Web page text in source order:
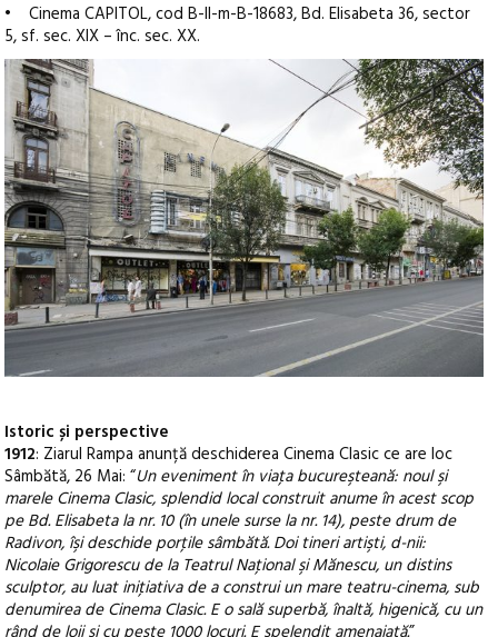
• Cinema CAPITOL, cod B-II-m-B-18683, Bd. Elisabeta 36, sector
5, sf. sec. XIX – înc. sec. XX.
Istoric și perspective
1912: Ziarul Rampa anunță deschiderea Cinema Clasic ce are loc
Sâmbătă, 26 Mai: “Un eveniment în viaţa bucureşteană: noul şi
marele Cinema Clasic, splendid local construit anume în acest scop
pe Bd. Elisabeta la nr. 10 (în unele surse la nr. 14), peste drum de
Radivon, îşi deschide porţile sâmbătă. Doi tineri artişti, d-nii:
Nicolaie Grigorescu de la Teatrul Naţional şi Mănescu, un distins
sculptor, au luat iniţiativa de a construi un mare teatru-cinema, sub
denumirea de Cinema Clasic. E o sală superbă, înaltă, higenică, cu un